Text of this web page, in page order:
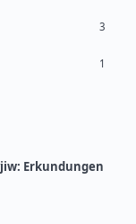
3
1
Erkundungen